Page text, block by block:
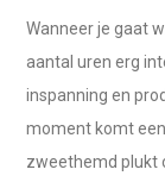
Wanneer je gaat
aantal uren erg
inspanning en
moment komt
zweethemd plukt